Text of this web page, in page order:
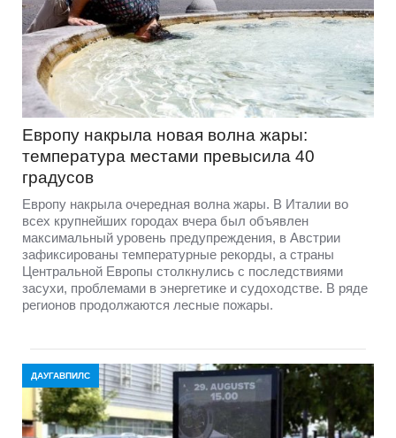
Европу накрыла новая волна жары:
температура местами превысила 40
градусов
Европу накрыла очередная волна жары. В Италии во
всех крупнейших городах вчера был объявлен
максимальный уровень предупреждения, в Австрии
зафиксированы температурные рекорды, а страны
Центральной Европы столкнулись с последствиями
засухи, проблемами в энергетике и судоходстве. В ряде
регионов продолжаются лесные пожары.
ДАУГАВПИЛС